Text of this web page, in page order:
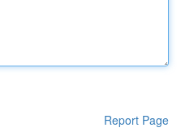
Report Page